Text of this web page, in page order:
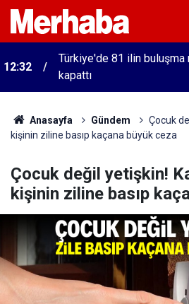
12:32
Türkiye'de 81 ilin buluşma
kapattı
Anasayfa Gündem
Çocuk
kişinin ziline basıp kaçana büyük ceza
Çocuk değil yetişkin!
kişinin ziline basıp